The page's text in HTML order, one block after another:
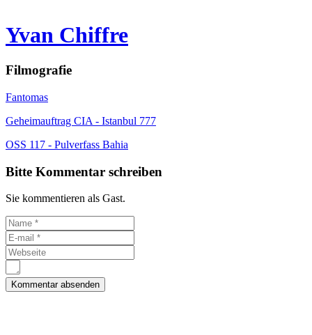
Yvan Chiffre
Filmografie
Fantomas
Geheimauftrag CIA - Istanbul 777
OSS 117 - Pulverfass Bahia
Bitte Kommentar schreiben
Sie kommentieren als Gast.